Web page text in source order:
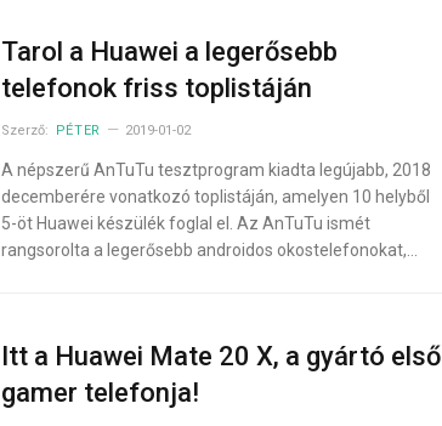
Tarol a Huawei a legerősebb
telefonok friss toplistáján
Szerző: PÉTER 2019-01-02
A népszerű AnTuTu tesztprogram kiadta legújabb, 2018
decemberére vonatkozó toplistáján, amelyen 10 helyből
5-öt Huawei készülék foglal el. Az AnTuTu ismét
rangsorolta a legerősebb androidos okostelefonokat,…
Itt a Huawei Mate 20 X, a gyártó első
gamer telefonja!